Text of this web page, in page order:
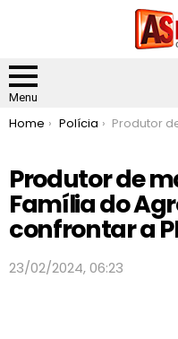
Menu
You are here:
Home Polícia Produtor de maconha, chefe da Família do Agro
Produtor de
Família do
confrontar a
23/02/2024, 06:23